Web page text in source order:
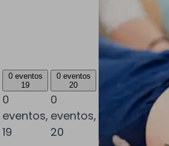
0 eventos
19
0
eventos,
19
0 eventos
20
0
eventos,
20